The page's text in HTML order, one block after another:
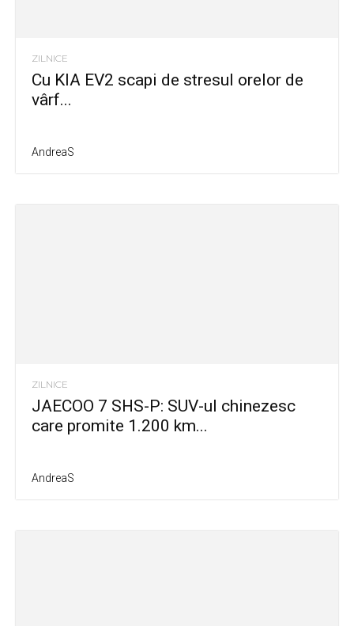
ZILNICE
Cu KIA EV2 scapi de stresul orelor de
vârf...
AndreaS
ZILNICE
JAECOO 7 SHS-P: SUV-ul chinezesc
care promite 1.200 km...
AndreaS